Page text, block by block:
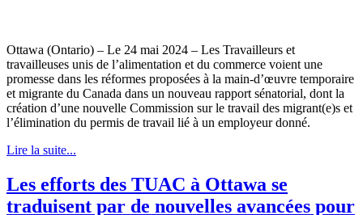
Ottawa (Ontario) – Le 24 mai 2024 – Les Travailleurs et
travailleuses unis de l’alimentation et du commerce voient une
promesse dans les réformes proposées à la main-d’œuvre temporaire
et migrante du Canada dans un nouveau rapport sénatorial, dont la
création d’une nouvelle Commission sur le travail des migrant(e)s et
l’élimination du permis de travail lié à un employeur donné.
Lire la suite...
Les efforts des TUAC à Ottawa se
traduisent par de nouvelles avancées pour